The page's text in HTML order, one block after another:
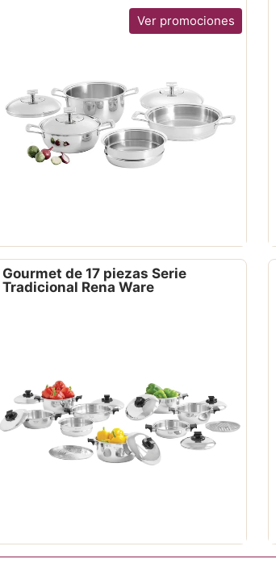
Ver promociones
Gourmet de 17 piezas Serie
Tradicional Rena Ware